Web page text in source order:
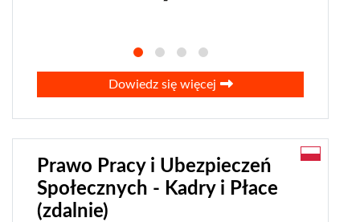
Dowiedz się więcej
Prawo Pracy i Ubezpieczeń
Społecznych - Kadry i Płace
(zdalnie)